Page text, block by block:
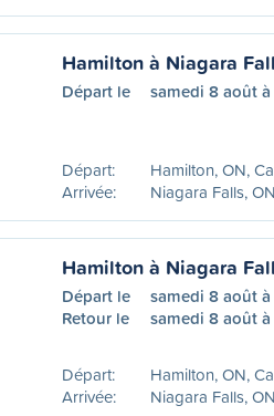
Hamilton à Niagara
Départ le samedi 8 août
Départ:
Hamilton, ON,
Arrivée:
Niagara Falls,
Hamilton à Niagara
Départ le
samedi 8 août
Retour le
samedi 8 août
Départ:
Hamilton, ON,
Arrivée:
Niagara Falls,